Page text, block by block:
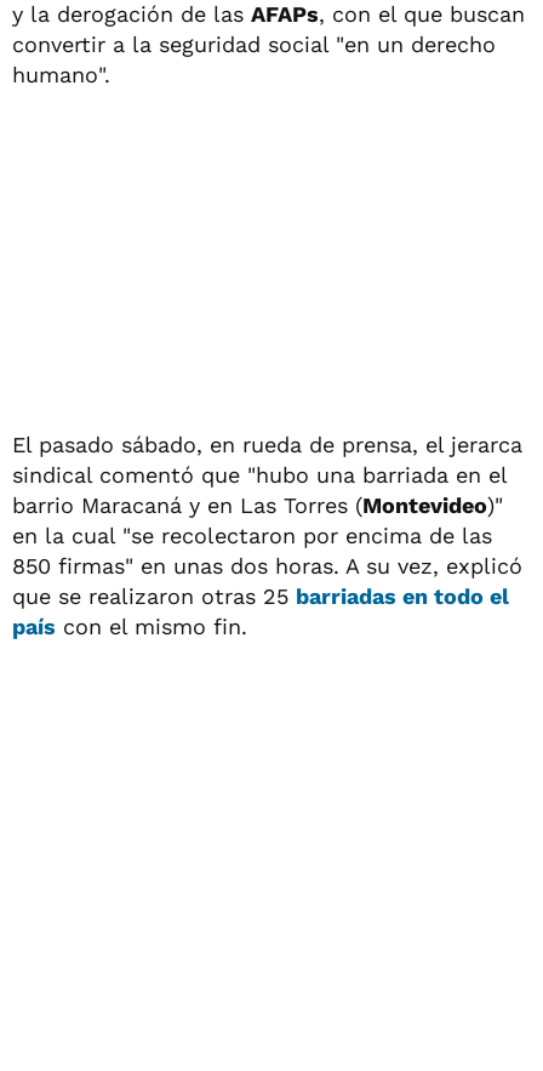
y la derogación de las AFAPs, con el que buscan
convertir a la seguridad social "en un derecho
humano".
El pasado sábado, en rueda de prensa, el jerarca
sindical comentó que "hubo una barriada en el
barrio Maracaná y en Las Torres (Montevideo)"
en la cual "se recolectaron por encima de las
850 firmas" en unas dos horas. A su vez, explicó
que se realizaron otras 25 barriadas en todo el
país con el mismo fin.